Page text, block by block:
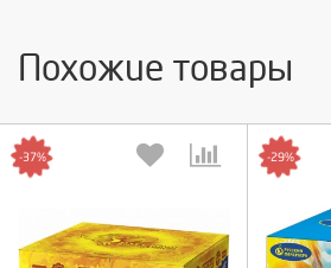
Похожие товары
-37% -29%